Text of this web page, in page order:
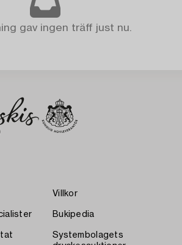
gav ingen träff just nu.
Villkor
Bukipedia
Systembolagets